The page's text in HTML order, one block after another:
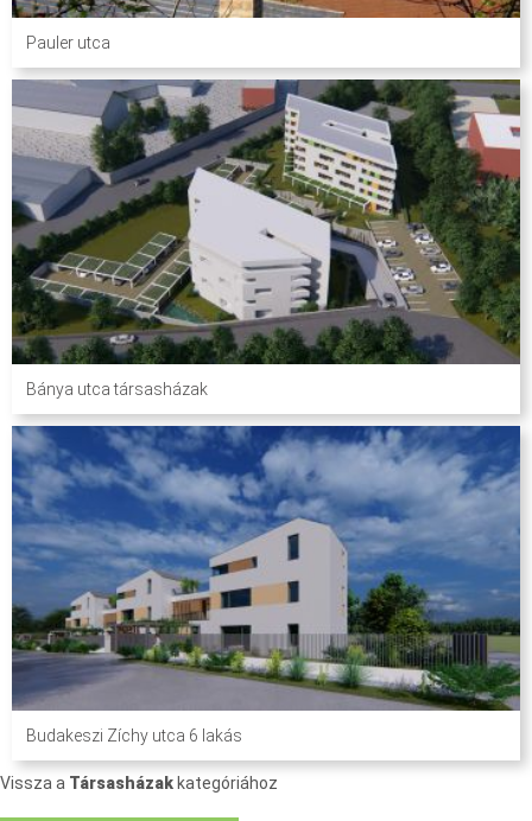
Pauler utca
Bánya utca társasházak
Budakeszi Zíchy utca 6 lakás
Vissza a Társasházak kategóriához